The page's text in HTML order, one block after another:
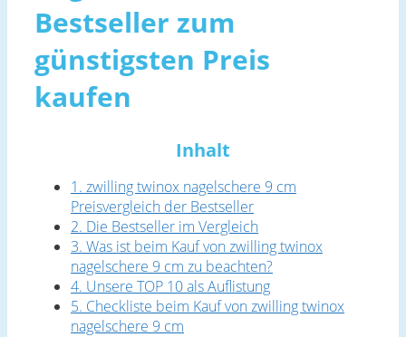
Bestseller zum
günstigsten Preis
kaufen
Inhalt
1. zwilling twinox nagelschere 9 cm
Preisvergleich der Bestseller
2. Die Bestseller im Vergleich
3. Was ist beim Kauf von zwilling twinox
nagelschere 9 cm zu beachten?
4. Unsere TOP 10 als Auflistung
5. Checkliste beim Kauf von zwilling twinox
nagelschere 9 cm